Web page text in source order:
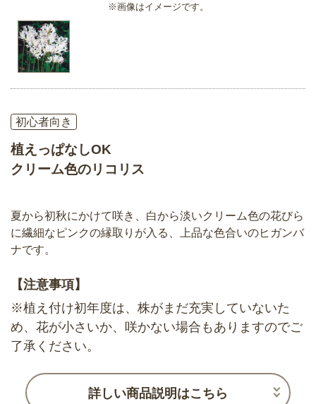
※画像はイメージです。
初心者向き
植えっぱなしOK
クリーム色のリコリス
夏から初秋にかけて咲き、白から淡いクリーム色の花びら
に繊細なピンクの縁取りが入る、上品な色合いのヒガンバ
ナです。
【注意事項】
※植え付け初年度は、株がまだ充実していないた
め、花が小さいか、咲かない場合もありますのでご
了承ください。
詳しい商品説明はこちら